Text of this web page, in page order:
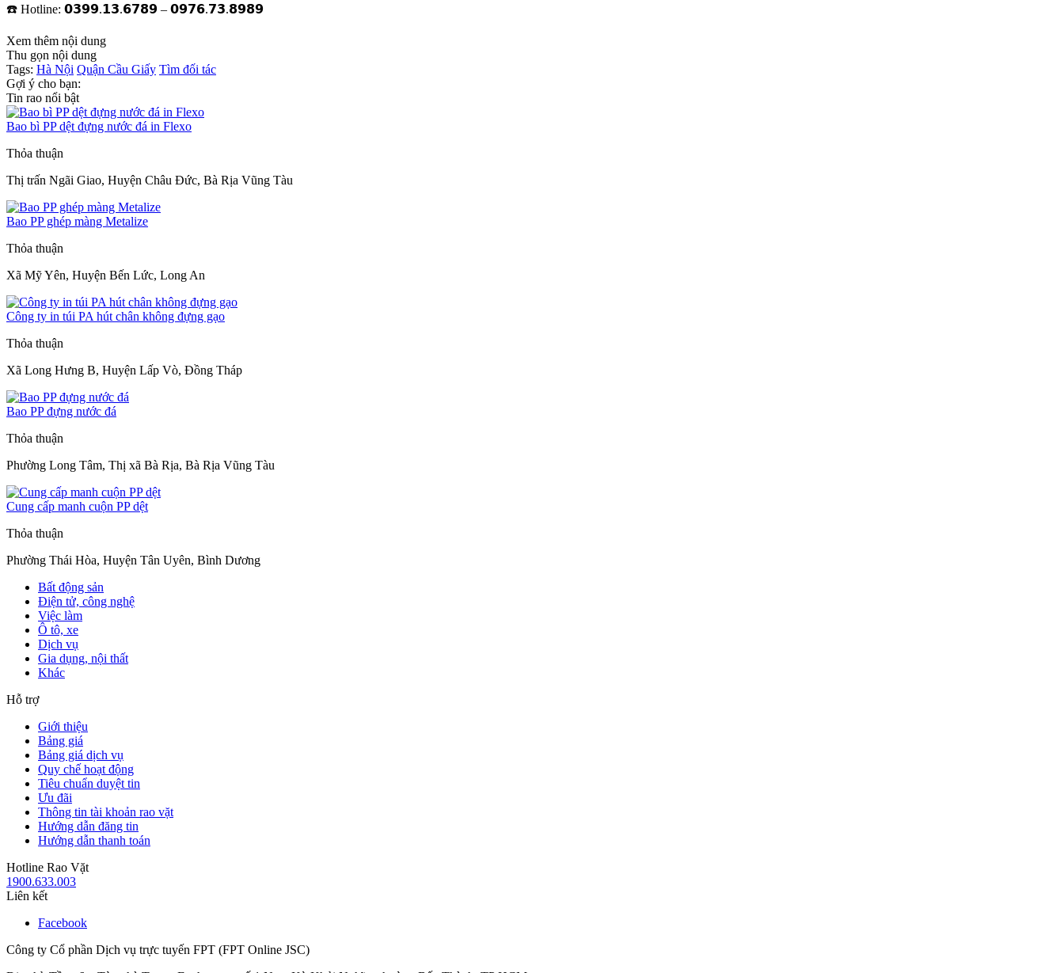
☎️ Hotline: 𝟬𝟯𝟵𝟵.𝟭𝟯.𝟲𝟳𝟴𝟵 – 𝟬𝟵𝟳𝟲.𝟳𝟯.𝟴𝟵𝟴𝟵
Xem thêm nội dung
Thu gọn nội dung
Tags: Hà Nội Quận Cầu Giấy Tìm đối tác
Gợi ý cho bạn:
Tin rao nổi bật
Bao bì PP dệt đựng nước đá in Flexo
Thỏa thuận
Thị trấn Ngãi Giao, Huyện Châu Đức, Bà Rịa Vũng Tàu
Bao PP ghép màng Metalize
Thỏa thuận
Xã Mỹ Yên, Huyện Bến Lức, Long An
Công ty in túi PA hút chân không đựng gạo
Thỏa thuận
Xã Long Hưng B, Huyện Lấp Vò, Đồng Tháp
Bao PP đựng nước đá
Thỏa thuận
Phường Long Tâm, Thị xã Bà Rịa, Bà Rịa Vũng Tàu
Cung cấp manh cuộn PP dệt
Thỏa thuận
Phường Thái Hòa, Huyện Tân Uyên, Bình Dương
Bất động sản
Điện tử, công nghệ
Việc làm
Ô tô, xe
Dịch vụ
Gia dụng, nội thất
Khác
Hỗ trợ
Giới thiệu
Bảng giá
Bảng giá dịch vụ
Quy chế hoạt động
Tiêu chuẩn duyệt tin
Ưu đãi
Thông tin tài khoản rao vặt
Hướng dẫn đăng tin
Hướng dẫn thanh toán
Hotline Rao Vặt
1900.633.003
Liên kết
Facebook
Công ty Cổ phần Dịch vụ trực tuyến FPT (FPT Online JSC)